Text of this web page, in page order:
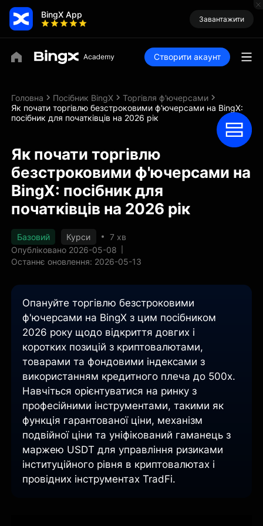
BingX App Завантажити
Створити акаунт
Головна Посібник BingX
Торгівля ф'ючерсами
Як почати торгівлю безстроковими ф'ючерсами на BingX:
посібник для початківців на 2026 рік
Як почати торгівлю
безстроковими ф'ючерсами на
BingX: посібник для
початківців на 2026 рік
Базовий Курси
7 хв
Опубліковано 2026-05-08
Останнє оновлення: 2026-05-13
Опануйте торгівлю безстроковими
ф'ючерсами на BingX з цим посібником
2026 року щодо відкриття довгих і
коротких позицій з криптовалютами,
товарами та фондовими індексами з
використанням кредитного плеча до 500x.
Навчіться орієнтуватися на ринку з
професійними інструментами, такими як
функція гарантованої ціни, механізм
подвійної ціни та уніфікований гаманець з
маржею USDT для управління ризиками
інституційного рівня в криптовалютах і
провідних інструментах TradFi.